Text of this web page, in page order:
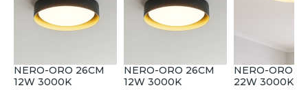
NERO-ORO 26CM
12W 3000K
NERO-ORO 26CM
12W 3000K
NERO-ORO
22W 3000K